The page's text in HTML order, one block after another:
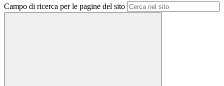
Campo di ricerca per le pagine del sito